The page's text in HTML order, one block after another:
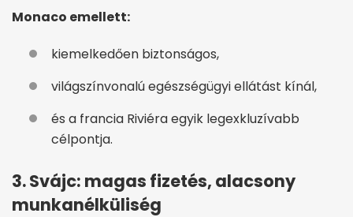
Monaco emellett:
kiemelkedően biztonságos,
világszínvonalú egészségügyi ellátást kínál,
és a francia Riviéra egyik legexkluzívabb
célpontja.
3. Svájc: magas fizetés, alacsony
munkanélküliség